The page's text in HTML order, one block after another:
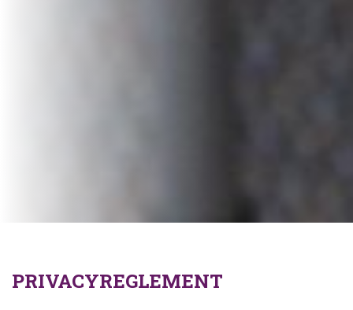
PRIVACYREGLEMENT